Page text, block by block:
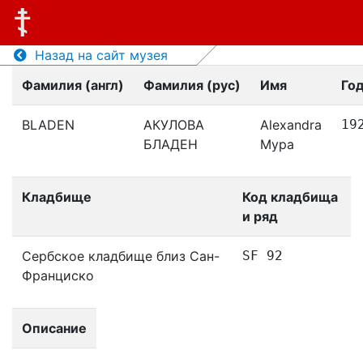
Назад на сайт музея
Фамилия (англ)
Фамилия (рус) Имя
BLADEN
АКУЛОВА
БЛАДЕН
Alexandra
Мура
Кладбище
Код кладбища
и ряд
Сербское кладбище близ Сан-
Франциско
SF 92
Описание